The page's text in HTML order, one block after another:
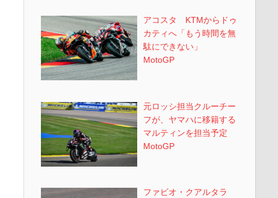
アコスタ KTMからドゥ
カティへ「もう時間を無
駄にできない」
MotoGP
元ロッシ担当クルーチー
フが、ヤマハに移籍する
マルティンを担当予定
MotoGP
ファビオ・クアルタラ